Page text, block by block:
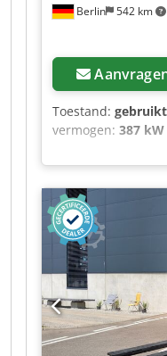
Berlin 542 km
Toestand: gebruikt
vermogen: 387
leeggewicht:6.870
11.130 kg,
asconfiguratie:
volgende keuring
bestuurderscabine:
automatisch
,
staal-lucht, aantal
ABS,
differentieelslot,
Kleur: